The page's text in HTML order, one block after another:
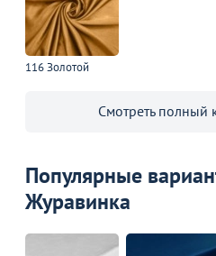
116 Золотой
Смотреть полный
Популярные
Журавинка